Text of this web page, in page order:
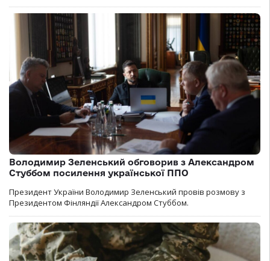
Володимир Зеленський обговорив з Александром
Стуббом посилення української ППО
Президент України Володимир Зеленський провів розмову з
Президентом Фінляндії Александром Стуббом.